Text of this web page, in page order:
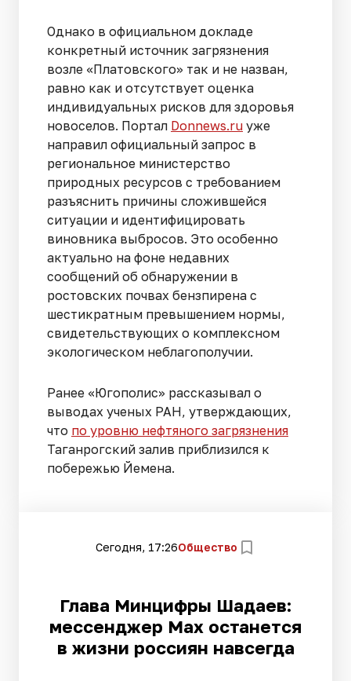
Однако в официальном докладе
конкретный источник загрязнения
возле «Платовского» так и не назван,
равно как и отсутствует оценка
индивидуальных рисков для здоровья
новоселов. Портал Donnews.ru уже
направил официальный запрос в
региональное министерство
природных ресурсов с требованием
разъяснить причины сложившейся
ситуации и идентифицировать
виновника выбросов. Это особенно
актуально на фоне недавних
сообщений об обнаружении в
ростовских почвах бензпирена с
шестикратным превышением нормы,
свидетельствующих о комплексном
экологическом неблагополучии.
Ранее «Югополис» рассказывал о
выводах ученых РАН, утверждающих,
что по уровню нефтяного загрязнения
Таганрогский залив приблизился к
побережью Йемена.
Сегодня, 17:26Общество
Глава Минцифры Шадаев:
мессенджер Max останется
в жизни россиян навсегда